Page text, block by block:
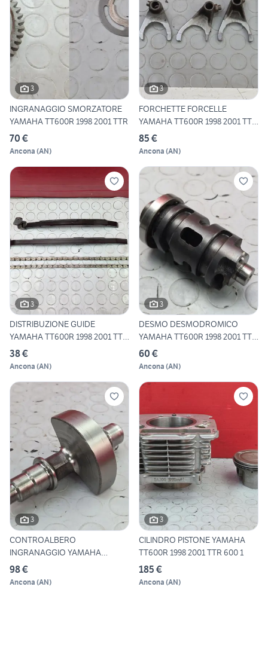
3
INGRANAGGIO SMORZATORE
YAMAHA TT600R 1998 2001 TTR
70 €
Ancona (AN)
3
FORCHETTE FORCELLE
YAMAHA TT600R 1998 2001 TTR
600
85 €
Ancona (AN)
3
DISTRIBUZIONE GUIDE
YAMAHA TT600R 1998 2001 TTR
60
38 €
Ancona (AN)
3
DESMO DESMODROMICO
YAMAHA TT600R 1998 2001 TTR
600
60 €
Ancona (AN)
3
CONTROALBERO
INGRANAGGIO YAMAHA
TT600R 1998 2001 T
98 €
Ancona (AN)
3
CILINDRO PISTONE YAMAHA
TT600R 1998 2001 TTR 600 1
185 €
Ancona (AN)